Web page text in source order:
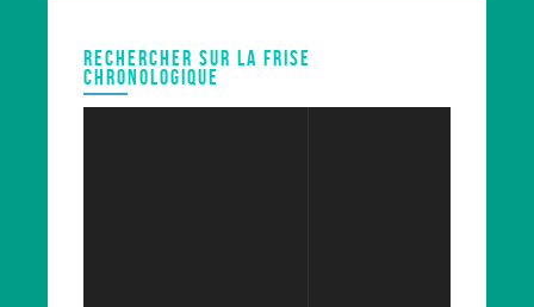
RECHERCHER SUR LA FRISE
CHRONOLOGIQUE